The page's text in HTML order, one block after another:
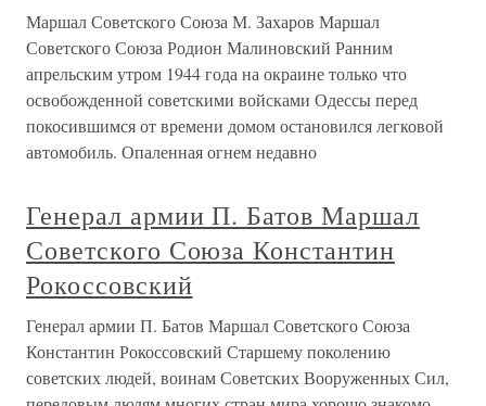
Маршал Советского Союза М. Захаров Маршал
Советского Союза Родион Малиновский Ранним
апрельским утром 1944 года на окраине только что
освобожденной советскими войсками Одессы перед
покосившимся от времени домом остановился легковой
автомобиль. Опаленная огнем недавно
Генерал армии П. Батов Маршал
Советского Союза Константин
Рокоссовский
Генерал армии П. Батов Маршал Советского Союза
Константин Рокоссовский Старшему поколению
советских людей, воинам Советских Вооруженных Сил,